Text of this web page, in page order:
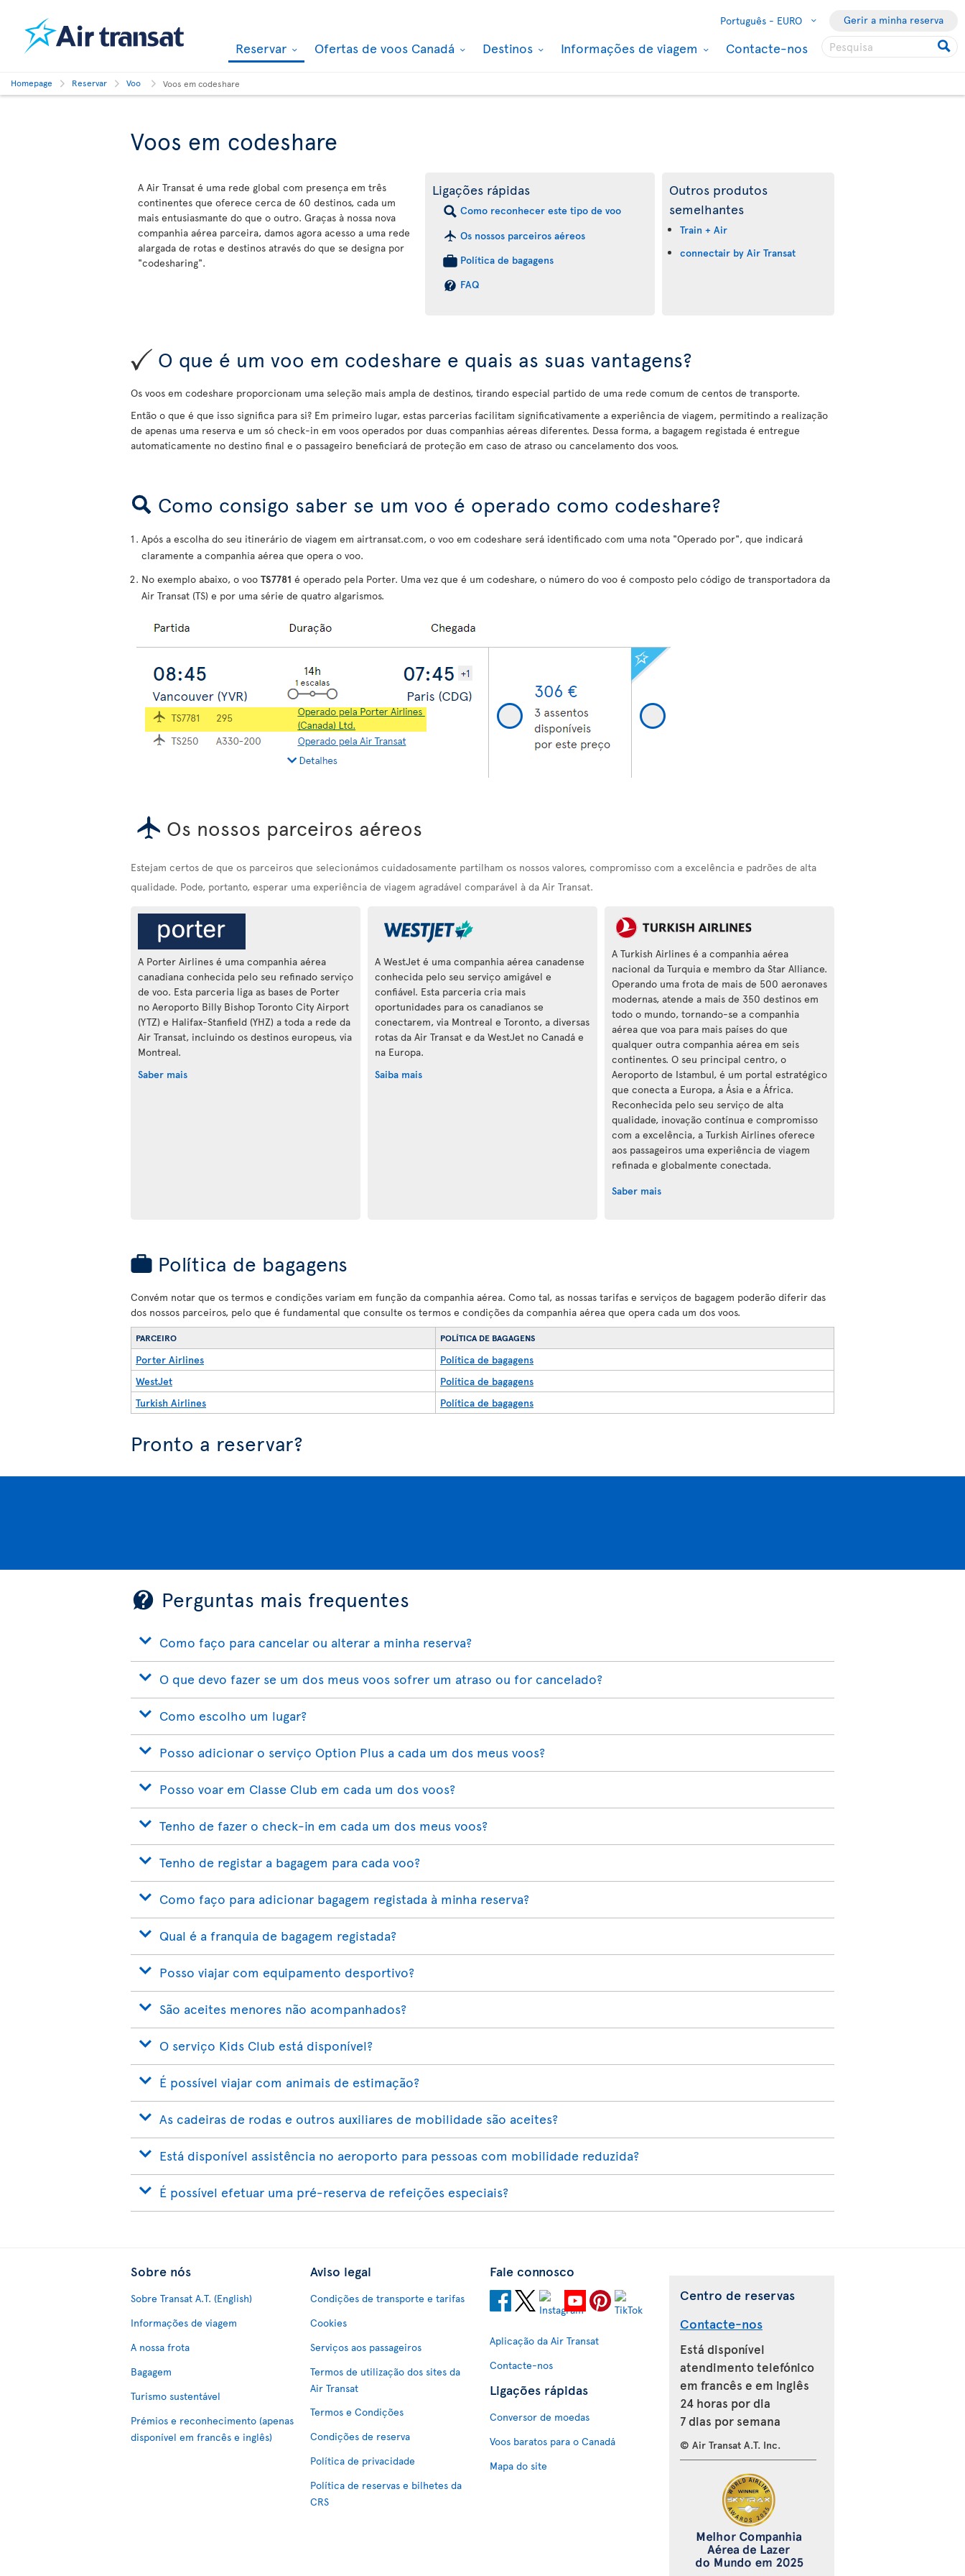
Português - EURO Gerir a minha reserva
Reservar Ofertas de voos Canadá Destinos Informações de viagem Contacte-nos
Homepage Reservar Voo Voos em codeshare
Voos em codeshare
A Air Transat é uma rede global com presença em três
continentes que oferece cerca de 60 destinos, cada um
mais entusiasmante do que o outro. Graças à nossa nova
companhia aérea parceira, damos agora acesso a uma rede
alargada de rotas e destinos através do que se designa por
"codesharing".
Ligações rápidas
Como reconhecer este tipo de voo
Os nossos parceiros aéreos
Política de bagagens
FAQ
Outros produtos
semelhantes
Train + Air
connectair by Air Transat
O que é um voo em codeshare e quais as suas vantagens?
Os voos em codeshare proporcionam uma seleção mais ampla de destinos, tirando especial partido de uma rede comum de centos de transporte.
Então o que é que isso significa para si? Em primeiro lugar, estas parcerias facilitam significativamente a experiência de viagem, permitindo a realização
de apenas uma reserva e um só check-in em voos operados por duas companhias aéreas diferentes. Dessa forma, a bagagem registada é entregue
automaticamente no destino final e o passageiro beneficiará de proteção em caso de atraso ou cancelamento dos voos.
Como consigo saber se um voo é operado como codeshare?
Após a escolha do seu itinerário de viagem em airtransat.com, o voo em codeshare será identificado com uma nota "Operado por", que indicará
claramente a companhia aérea que opera o voo.
No exemplo abaixo, o voo TS7781 é operado pela Porter. Uma vez que é um codeshare, o número do voo é composto pelo código de transportadora da
Air Transat (TS) e por uma série de quatro algarismos.
Os nossos parceiros aéreos
Estejam certos de que os parceiros que selecionámos cuidadosamente partilham os nossos valores, compromisso com a excelência e padrões de alta
qualidade. Pode, portanto, esperar uma experiência de viagem agradável comparável à da Air Transat.
A Porter Airlines é uma companhia aérea
canadiana conhecida pelo seu refinado serviço
de voo. Esta parceria liga as bases de Porter
no Aeroporto Billy Bishop Toronto City Airport
(YTZ) e Halifax-Stanfield (YHZ) a toda a rede da
Air Transat, incluindo os destinos europeus, via
Montreal.
Saber mais
A WestJet é uma companhia aérea canadense
conhecida pelo seu serviço amigável e
confiável. Esta parceria cria mais
oportunidades para os canadianos se
conectarem, via Montreal e Toronto, a diversas
rotas da Air Transat e da WestJet no Canadá e
na Europa.
Saiba mais
A Turkish Airlines é a companhia aérea
nacional da Turquia e membro da Star Alliance.
Operando uma frota de mais de 500 aeronaves
modernas, atende a mais de 350 destinos em
todo o mundo, tornando-se a companhia
aérea que voa para mais países do que
qualquer outra companhia aérea em seis
continentes. O seu principal centro, o
Aeroporto de Istambul, é um portal estratégico
que conecta a Europa, a Ásia e a África.
Reconhecida pelo seu serviço de alta
qualidade, inovação contínua e compromisso
com a excelência, a Turkish Airlines oferece
aos passageiros uma experiência de viagem
refinada e globalmente conectada.
Saber mais
Política de bagagens
Convém notar que os termos e condições variam em função da companhia aérea. Como tal, as nossas tarifas e serviços de bagagem poderão diferir das
dos nossos parceiros, pelo que é fundamental que consulte os termos e condições da companhia aérea que opera cada um dos voos.
PARCEIRO POLÍTICA DE BAGAGENS
Porter Airlines
Política de bagagens
WestJet
Política de bagagens
Turkish Airlines
Política de bagagens
Pronto a reservar?
Perguntas mais frequentes
Como faço para cancelar ou alterar a minha reserva?
O que devo fazer se um dos meus voos sofrer um atraso ou for cancelado?
Como escolho um lugar?
Posso adicionar o serviço Option Plus a cada um dos meus voos?
Posso voar em Classe Club em cada um dos voos?
Tenho de fazer o check-in em cada um dos meus voos?
Tenho de registar a bagagem para cada voo?
Como faço para adicionar bagagem registada à minha reserva?
Qual é a franquia de bagagem registada?
Posso viajar com equipamento desportivo?
São aceites menores não acompanhados?
O serviço Kids Club está disponível?
É possível viajar com animais de estimação?
As cadeiras de rodas e outros auxiliares de mobilidade são aceites?
Está disponível assistência no aeroporto para pessoas com mobilidade reduzida?
É possível efetuar uma pré-reserva de refeições especiais?
Sobre nós
Sobre Transat A.T. (English)
Informações de viagem
A nossa frota
Bagagem
Turismo sustentável
Prémios e reconhecimento (apenas
disponível em francês e inglês)
Aviso legal
Condições de transporte e tarifas
Cookies
Serviços aos passageiros
Termos de utilização dos sites da
Air Transat
Termos e Condições
Condições de reserva
Política de privacidade
Política de reservas e bilhetes da
CRS
Fale connosco
Aplicação da Air Transat
Contacte-nos
Ligações rápidas
Conversor de moedas
Voos baratos para o Canadá
Mapa do site
Centro de reservas
Contacte-nos
Está disponível
atendimento telefónico
em francês e em inglês
24 horas por dia
7 dias por semana
© Air Transat A.T. Inc.